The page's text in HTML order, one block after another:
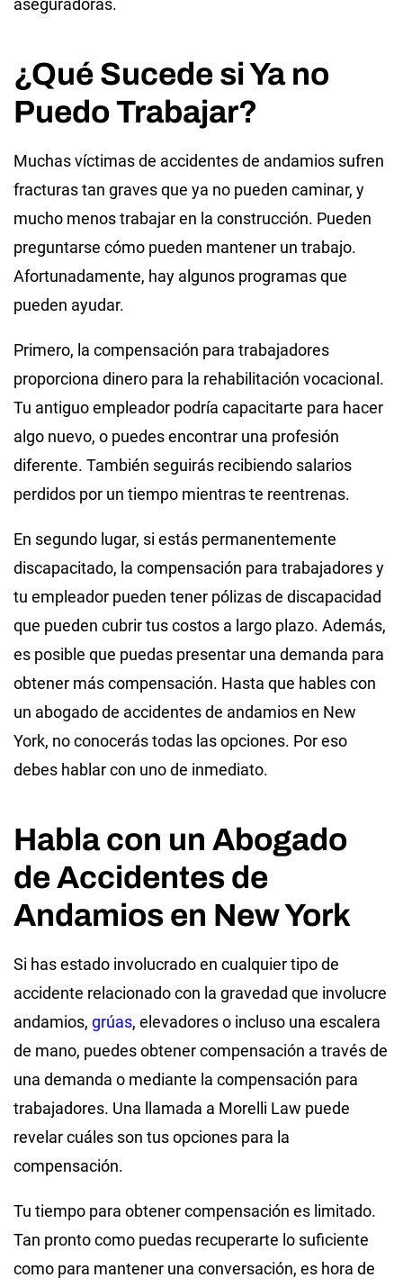
aseguradoras.
¿Qué Sucede si Ya no
Puedo Trabajar?
Muchas víctimas de accidentes de andamios sufren
fracturas tan graves que ya no pueden caminar, y
mucho menos trabajar en la construcción. Pueden
preguntarse cómo pueden mantener un trabajo.
Afortunadamente, hay algunos programas que
pueden ayudar.
Primero, la compensación para trabajadores
proporciona dinero para la rehabilitación vocacional.
Tu antiguo empleador podría capacitarte para hacer
algo nuevo, o puedes encontrar una profesión
diferente. También seguirás recibiendo salarios
perdidos por un tiempo mientras te reentrenas.
En segundo lugar, si estás permanentemente
discapacitado, la compensación para trabajadores y
tu empleador pueden tener pólizas de discapacidad
que pueden cubrir tus costos a largo plazo. Además,
es posible que puedas presentar una demanda para
obtener más compensación. Hasta que hables con
un abogado de accidentes de andamios en New
York, no conocerás todas las opciones. Por eso
debes hablar con uno de inmediato.
Habla con un Abogado
de Accidentes de
Andamios en New York
Si has estado involucrado en cualquier tipo de
accidente relacionado con la gravedad que involucre
andamios, grúas, elevadores o incluso una escalera
de mano, puedes obtener compensación a través de
una demanda o mediante la compensación para
trabajadores. Una llamada a Morelli Law puede
revelar cuáles son tus opciones para la
compensación.
Tu tiempo para obtener compensación es limitado.
Tan pronto como puedas recuperarte lo suficiente
como para mantener una conversación, es hora de